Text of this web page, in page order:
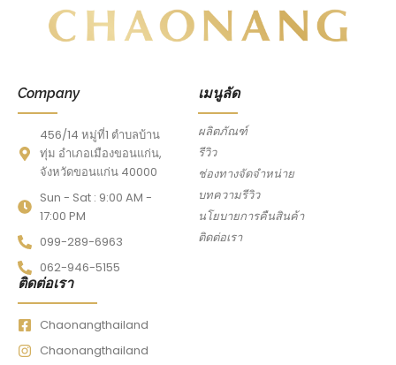
Company
456/14 หมู่ที่1 ตำบลบ้าน
ทุ่ม อำเภอเมืองขอนแก่น,
จังหวัดขอนแก่น 40000
Sun - Sat : 9:00 AM -
17:00 PM
099-289-6963
062-946-5155
เมนูลัด
ผลิตภัณฑ์
รีวิว
ช่องทางจัดจำหน่าย
บทความรีวิว
นโยบายการคืนสินค้า
ติดต่อเรา
ติดต่อเรา
Chaonangthailand
Chaonangthailand